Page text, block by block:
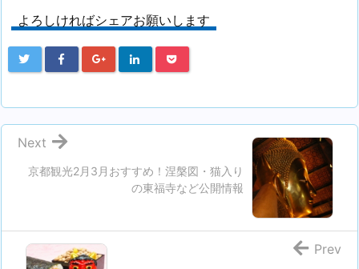
よろしければシェアお願いします
京都観光2月3月おすすめ！涅槃図・猫入り
の東福寺など公開情報
Next
Prev